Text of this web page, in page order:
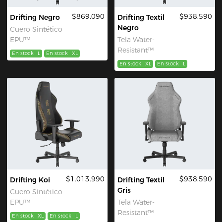
Drifting Negro
Cuero Sintético
EPU™
$869.090
En stock L En stock XL
Drifting Textil
Negro
Tela Water-
Resistant™
$938.590
En stock XL En stock L
Drifting Koi
Cuero Sintético
EPU™
$1.013.990
En stock XL En stock L
Drifting Textil
Gris
Tela Water-
Resistant™
$938.590